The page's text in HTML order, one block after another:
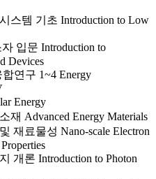
스템 기초 Introduction to Low
자 입문 Introduction to
Devices
합연구 1~4 Energy
Energy
재 Advanced Energy Materials
재료물성 Nano-scale Electron
개론 Introduction to Photon